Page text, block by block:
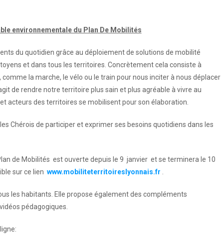
environnementale du Plan De Mobilités
du quotidien grâce au déploiement de solutions de mobilité
et dans tous les territoires. Concrètement cela consiste à
la marche, le vélo ou le train pour nous inciter à nous déplacer
de rendre notre territoire plus sain et plus agréable à vivre au
acteurs des territoires se mobilisent pour son élaboration.
Chérois de participer et exprimer ses besoins quotidiens dans les
de Mobilités est ouverte depuis le 9 janvier et se terminera le 10
sur ce lien www.mobiliteterritoireslyonnais.fr
les habitants. Elle propose également des compléments
pédagogiques.